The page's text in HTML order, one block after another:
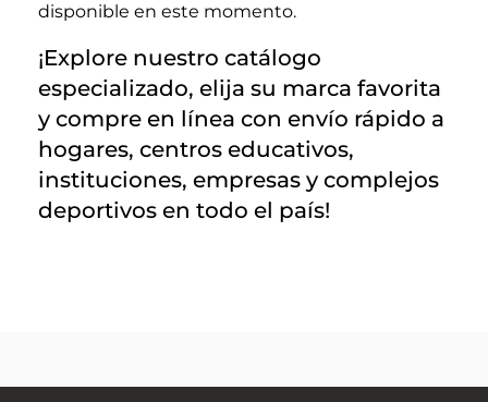
disponible en este momento.
¡Explore nuestro catálogo
especializado, elija su marca favorita
y compre en línea con envío rápido a
hogares, centros educativos,
instituciones, empresas y complejos
deportivos en todo el país!